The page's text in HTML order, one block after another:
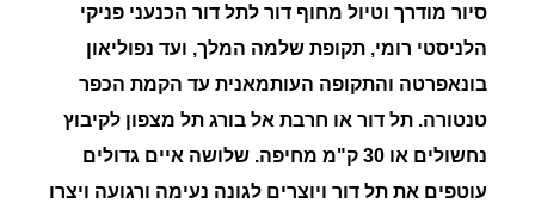
סיור מודרך וטיול מחוף דור לתל דור הכנעני פניקי
הלניסטי רומי, תקופת שלמה המלך, ועד נפוליאון
בונאפרטה והתקופה העותמאנית עד הקמת הכפר
טנטורה. תל דור או חרבת אל בורג תל מצפון לקיבוץ
נחשולים או 30 ק"מ מחיפה.
שלושה איים גדולים
עוטפים את תל דור ויוצרים לגונה נעימה ורגועה ויצרו